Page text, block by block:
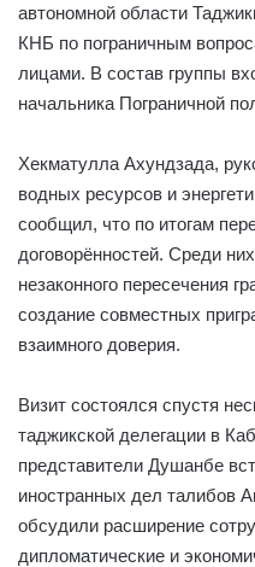
автономной области
КНБ по пограничным
лицами. В состав группы
начальника Пограничной
Хекматулла Ахундзада,
водных ресурсов и
сообщил, что по итогам
договорённостей. Среди
незаконного пересечения
создание совместных
взаимного доверия.
Визит состоялся спустя
таджикской делегации в
представители Душанбе
иностранных дел талибов
обсудили расширение
дипломатические и